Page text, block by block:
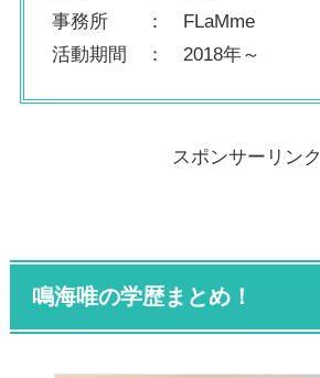
事務所 ： FLaMme
活動期間 ： 2018年～
スポンサーリンク
鳴海唯の学歴まとめ！